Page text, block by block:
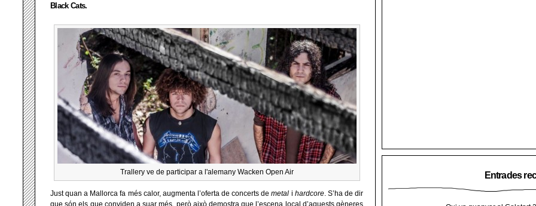
Black Cats.
Trallery ve de participar a l'alemany Wacken Open Air
Just quan a Mallorca fa més calor, augmenta l’oferta de concerts demetal i hardcore. S’ha de dir
que són els que conviden a suar més, però això demostra que l’escena local d’aquests gèneres
Entrades